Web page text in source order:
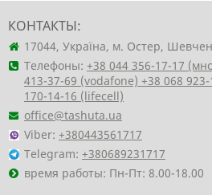
КОНТАКТЫ:
17044, Україна, м. Остер,
Телефоны: +38 044 356-17-17
413-37-69 (vodafone) +38 068
170-14-16 (lifecell)
office@tashuta.ua
Viber: +380443561717
Telegram: +380689231717
время работы: Пн-Пт: 8.00-18.00